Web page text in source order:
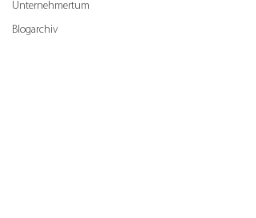
Unternehmertum
Blogarchiv